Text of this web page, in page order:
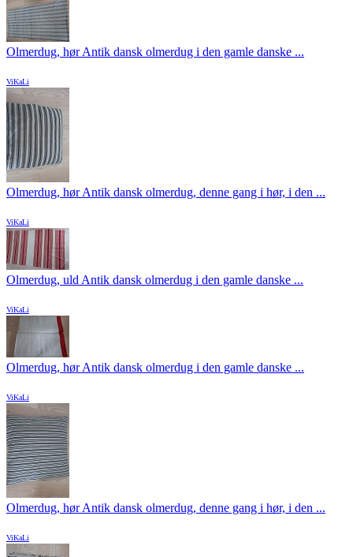
Olmerdug, hør Antik dansk olmerdug i den gamle danske ...
ViKaLi
Olmerdug, hør Antik dansk olmerdug, denne gang i hør, i den ...
ViKaLi
Olmerdug, uld Antik dansk olmerdug i den gamle danske ...
ViKaLi
Olmerdug, hør Antik dansk olmerdug i den gamle danske ...
ViKaLi
Olmerdug, hør Antik dansk olmerdug, denne gang i hør, i den ...
ViKaLi